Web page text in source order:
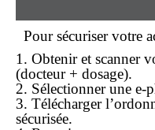
Pour sécuriser votre
1. Obtenir et scanner
(docteur + dosage).
2. Sélectionner une e-
3. Télécharger
sécurisée.